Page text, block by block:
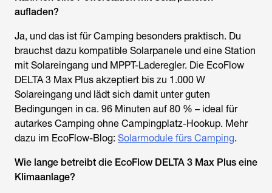
aufladen?
Ja, und das ist für Camping besonders praktisch. Du
brauchst dazu kompatible Solarpanele und eine Station
mit Solareingang und MPPT-Laderegler. Die EcoFlow
DELTA 3 Max Plus akzeptiert bis zu 1.000 W
Solareingang und lädt sich damit unter guten
Bedingungen in ca. 96 Minuten auf 80 % – ideal für
autarkes Camping ohne Campingplatz-Hookup. Mehr
dazu im EcoFlow-Blog: Solarmodule fürs Camping.
Wie lange betreibt die EcoFlow DELTA 3 Max Plus eine
Klimaanlage?